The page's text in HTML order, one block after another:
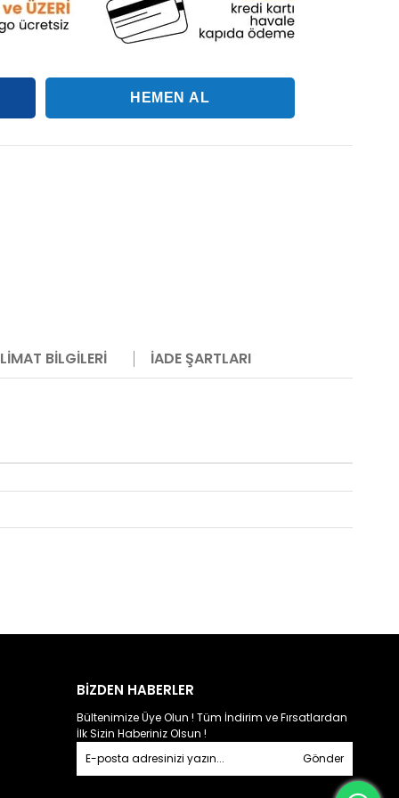
BILGILERI İADE ŞARTLARI
BİZDEN HABERLER
Bültenimize Üye Olun ! Tüm İndirim ve Fırsatlardan
İlk Sizin Haberiniz Olsun !
Gönder